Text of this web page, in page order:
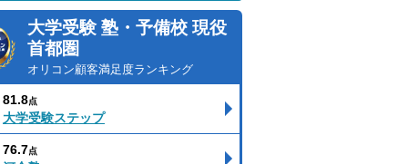
大学受験 塾・予備校 現役
首都圏
オリコン顧客満足度ランキング
81.8点
大学受験ステップ
76.7点